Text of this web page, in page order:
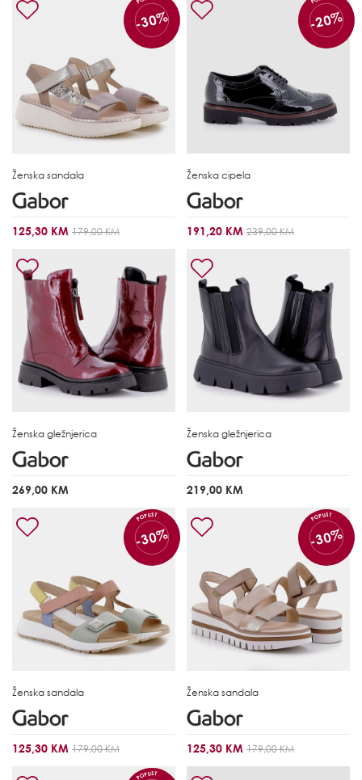
-30%
Ženska sandala
125,30 KM 179,00 KM
-20%
Ženska cipela
191,20 KM 239,00 KM
Ženska gležnjerica
269,00 KM
Ženska gležnjerica
219,00 KM
POPUST
-30%
Ženska sandala
125,30 KM 179,00 KM
POPUST
-30%
Ženska sandala
125,30 KM 179,00 KM
POPUST